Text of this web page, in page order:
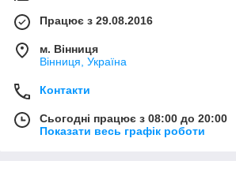
Працює з 29.08.2016
м. Вінниця
Вінниця, Україна
Контакти
Сьогодні працює з 08:00 до 20:00
Показати весь графік роботи